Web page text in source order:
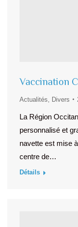
Vaccination
Actualités Divers
La Région
personnalisé et
navette est mise
centre de…
Détails